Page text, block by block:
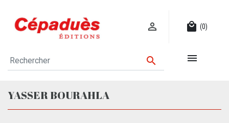
 local_mall (0)
 
YASSER BOURAHLA